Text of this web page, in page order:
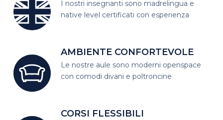
I nostri insegnanti sono madrelingua e
native level certificati con esperienza
AMBIENTE CONFORTEVOLE
Le nostre aule sono moderni openspace
con comodi divani e poltroncine
CORSI FLESSIBILI